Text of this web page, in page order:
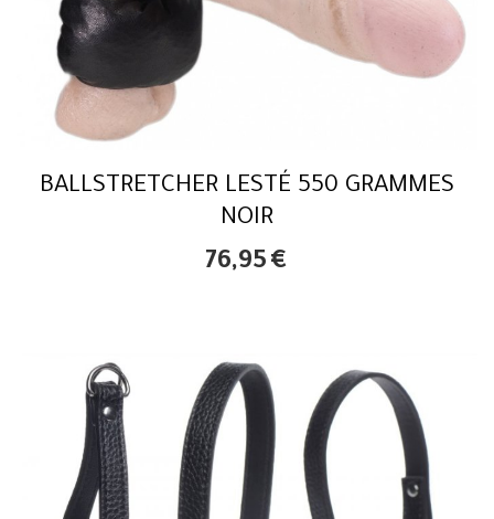
BALLSTRETCHER LESTÉ 550 GRAMMES
NOIR
76,95 €